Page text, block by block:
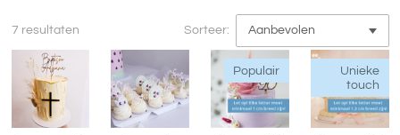
7 resultaten Sorteer:
Populair
Unieke
touch